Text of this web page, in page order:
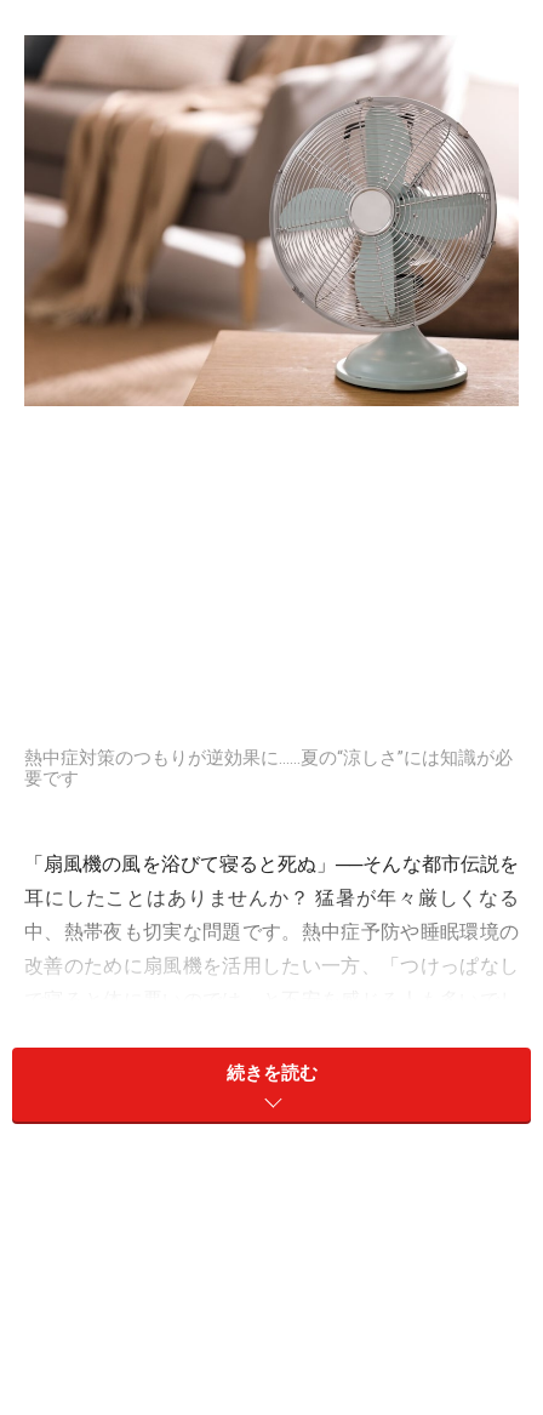
熱中症対策のつもりが逆効果に……夏の“涼しさ”には知識が必
要です
「扇風機の風を浴びて寝ると死ぬ」──そんな都市伝説を
耳にしたことはありませんか？ 猛暑が年々厳しくなる
中、熱帯夜も切実な問題です。熱中症予防や睡眠環境の
改善のために扇風機を活用したい一方、「つけっぱなし
結論から言えば、現代の日本で健康な人が扇風機の風で
続きを読む